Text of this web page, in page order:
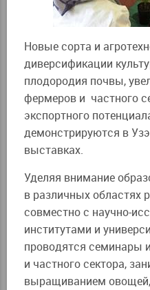
Новые сорта и
диверсификации
плодородия почвы,
фермеров и частного
экспортного
демонстрируются в
выставках.
Уделяя внимание
в различных областях
совместно с научно-
институтами и
проводятся семинары
и частного сектора,
выращиванием